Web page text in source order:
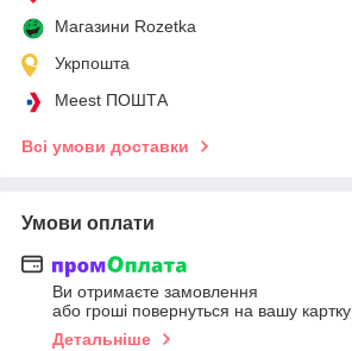
Магазини Rozetka
Укрпошта
Meest ПОШТА
Всі умови доставки
Умови оплати
Ви отримаєте замовлення
або гроші повернуться на вашу картку
Детальніше